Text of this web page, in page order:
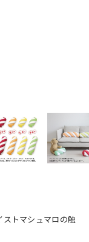
トマシュマロの触